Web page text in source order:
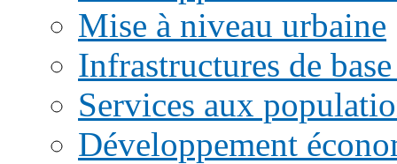
Mise à niveau urbaine
Infrastructures de
Services aux
Développement